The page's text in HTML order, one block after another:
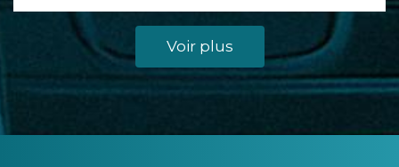
Voir plus